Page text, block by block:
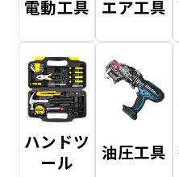
電動工具 エア工具
ハンドツ
ール
油圧工具